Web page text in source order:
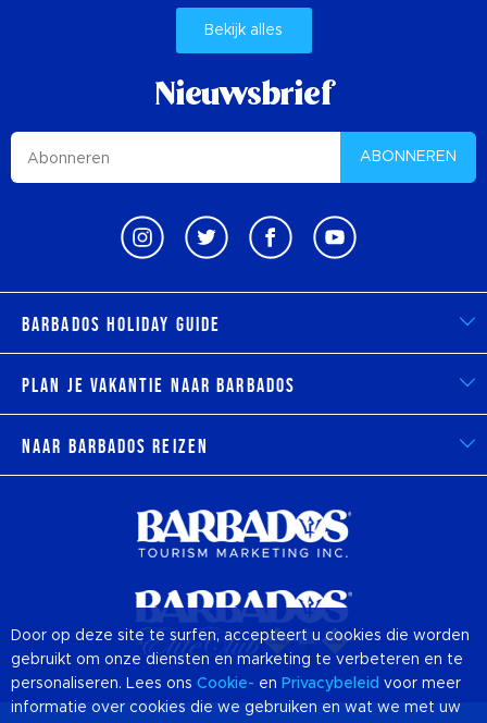
Bekijk alles
Nieuwsbrief
ABONNEREN
Barbados Holiday Guide
Plan je vakantie naar Barbados
Naar Barbados reizen
Door op deze site te surfen, accepteert u cookies die worden
gebruikt om onze diensten en marketing te verbeteren en te
personaliseren. Lees ons Cookie- en Privacybeleid voor meer
informatie over cookies die we gebruiken en wat we met uw